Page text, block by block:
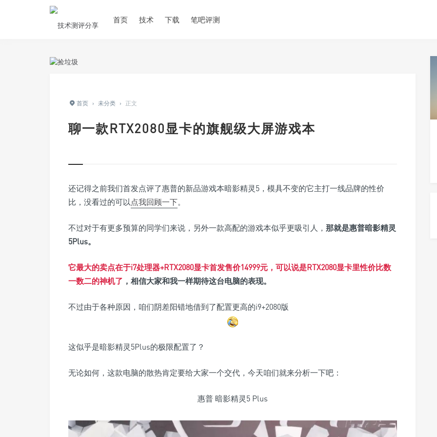
首页 技术 下载 笔吧评测
首页 › 未分类 › 正文
聊一款RTX2080显卡的旗舰级大屏游戏本
还记得之前我们首发点评了惠普的新品游戏本暗影精灵5，模具不变的它主打一线品牌的性价
比，没看过的可以点我回顾一下。
不过对于有更多预算的同学们来说，另外一款高配的游戏本似乎更吸引人， 那就是惠普暗影精灵
5Plus。
它最大的卖点在于i7处理器+RTX2080显卡首发售价14999元，可以说是RTX2080显卡里性价比数
一数二的神机了 ，相信大家和我一样期待这台电脑的表现。
不过由于各种原因，咱们阴差阳错地借到了配置更高的i9+2080版
这似乎是暗影精灵5Plus的极限配置了？
无论如何，这款电脑的散热肯定要给大家一个交代，今天咱们就来分析一下吧：
惠普 暗影精灵5 Plus